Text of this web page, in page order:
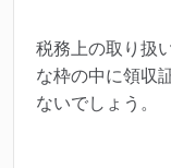
税務上の取り扱
な枠の中に領収
ないでしょう。